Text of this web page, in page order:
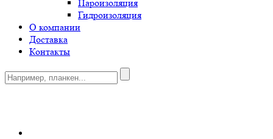
Пароизоляция
Гидроизоляция
О компании
Доставка
Контакты